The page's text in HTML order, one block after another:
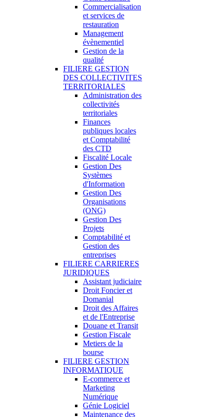
Commercialisation
et services de
restauration
Management
évènementiel
Gestion de la
qualité
FILIERE GESTION
DES COLLECTIVITES
TERRITORIALES
Administration des
collectivités
territoriales
Finances
publiques locales
et Comptabilité
des CTD
Fiscalité Locale
Gestion Des
Systèmes
d'Information
Gestion Des
Organisations
(ONG)
Gestion Des
Projets
Comptabilité et
Gestion des
entreprises
FILIERE CARRIERES
JURIDIQUES
Assistant judiciaire
Droit Foncier et
Domanial
Droit des Affaires
et de l'Entreprise
Douane et Transit
Gestion Fiscale
Metiers de la
bourse
FILIERE GESTION
INFORMATIQUE
E-commerce et
Marketing
Numérique
Génie Logiciel
Maintenance des